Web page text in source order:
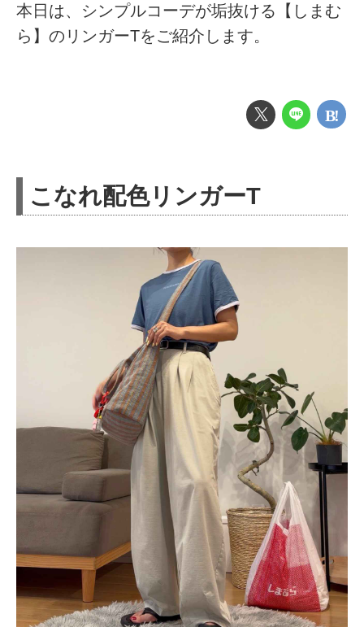
本日は、シンプルコーデが垢抜ける【しまむ
ら】のリンガーTをご紹介します。
こなれ配色リンガーT